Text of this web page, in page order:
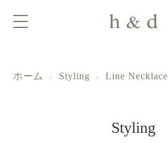
ホーム - Styling - Line Necklace
Styling